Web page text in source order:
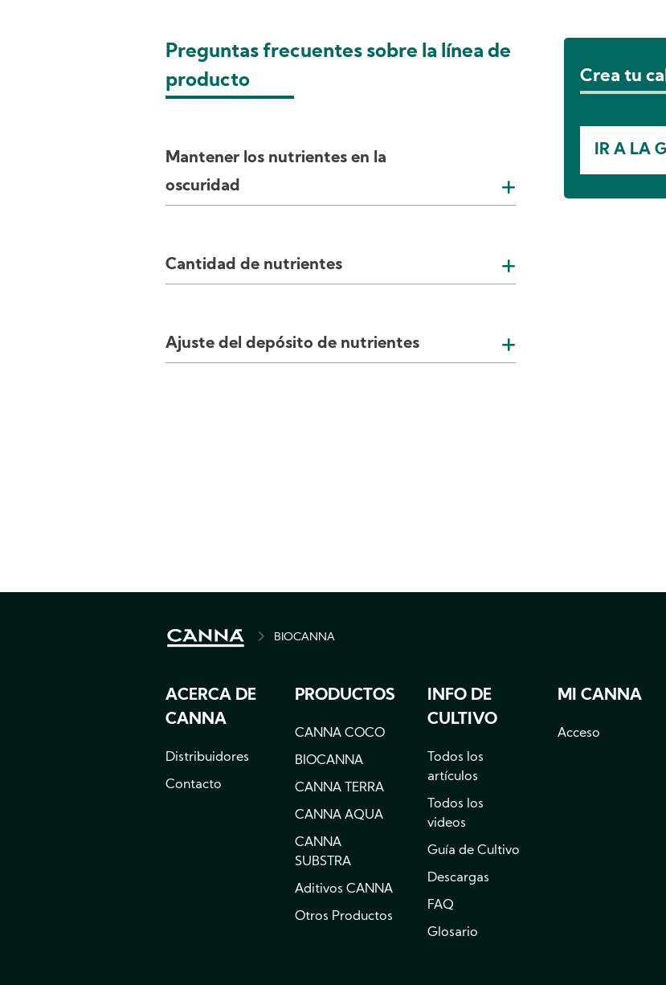
Preguntas frecuentes sobre la línea de
producto
Mantener los nutrientes en la
oscuridad
Cantidad de nutrientes
Ajuste del depósito de nutrientes
Crea tu
IR A LA
BREADCRUMB
BIOCANNA
ACERCA DE
CANNA
Distribuidores
Contacto
PRODUCTOS
CANNA COCO
BIOCANNA
CANNA TERRA
CANNA AQUA
CANNA
SUBSTRA
Aditivos CANNA
Otros Productos
INFO DE
CULTIVO
Todos los
artículos
Todos los
videos
Guía de Cultivo
Descargas
FAQ
Glosario
MI CANNA
Acceso